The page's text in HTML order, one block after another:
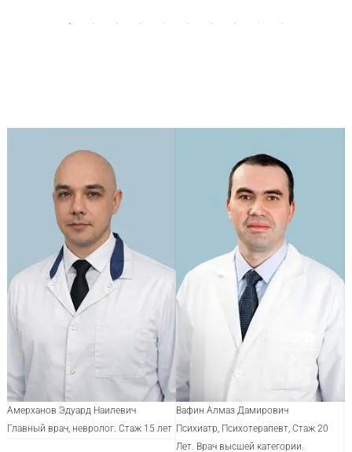
Амерханов Эдуард Наилевич
Главный врач, невролог. Стаж 15 лет
Вафин Алмаз Дамирович
Психиатр, Психотерапевт, Стаж 20
Лет. Врач высшей категории.